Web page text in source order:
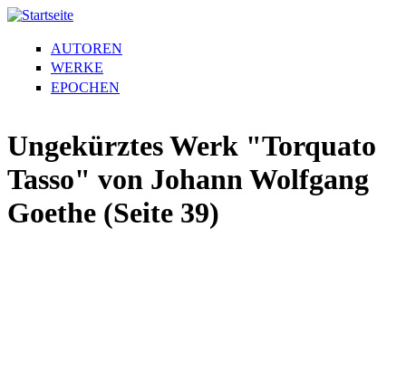
AUTOREN
WERKE
EPOCHEN
Ungekürztes Werk "Torquato
Tasso" von Johann Wolfgang
Goethe (Seite 39)